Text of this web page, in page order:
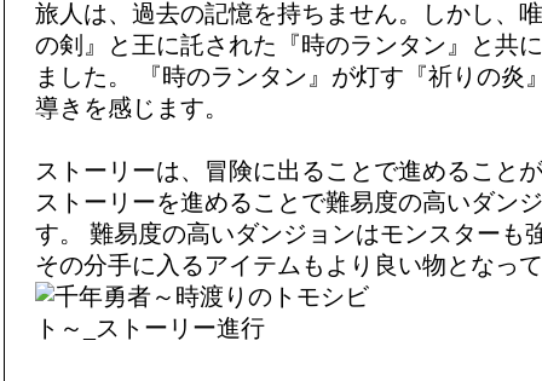
旅人は、過去の記憶を持ちません。しかし、
の剣』と王に託された『時のランタン』と共
ました。 『時のランタン』が灯す『祈りの炎
導きを感じます。
ストーリーは、冒険に出ることで進めること
ストーリーを進めることで難易度の高いダン
す。 難易度の高いダンジョンはモンスターも
その分手に入るアイテムもより良い物となっ